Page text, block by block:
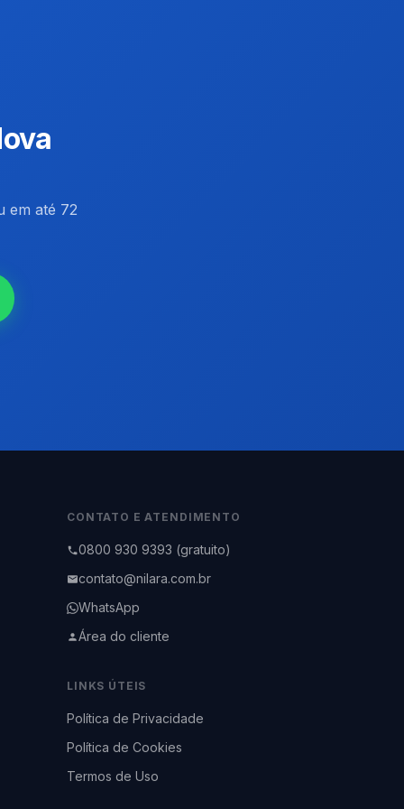
em até 72
CONTATO E ATENDIMENTO
0800 930 9393 (gratuito)
contato@nilara.com.br
WhatsApp
Área do cliente
LINKS ÚTEIS
Política de Privacidade
Política de Cookies
Termos de Uso